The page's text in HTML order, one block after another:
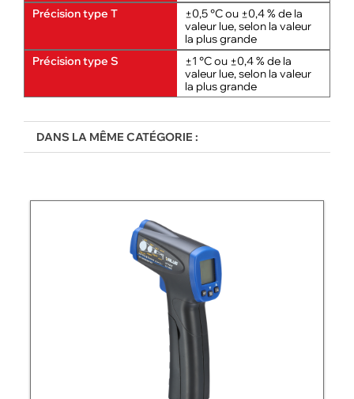
Précision type T
±0,5 °C ou ±0,4 % de la
valeur lue, selon la valeur
la plus grande
Précision type S
±1 °C ou ±0,4 % de la
valeur lue, selon la valeur
la plus grande
DANS LA MÊME CATÉGORIE :